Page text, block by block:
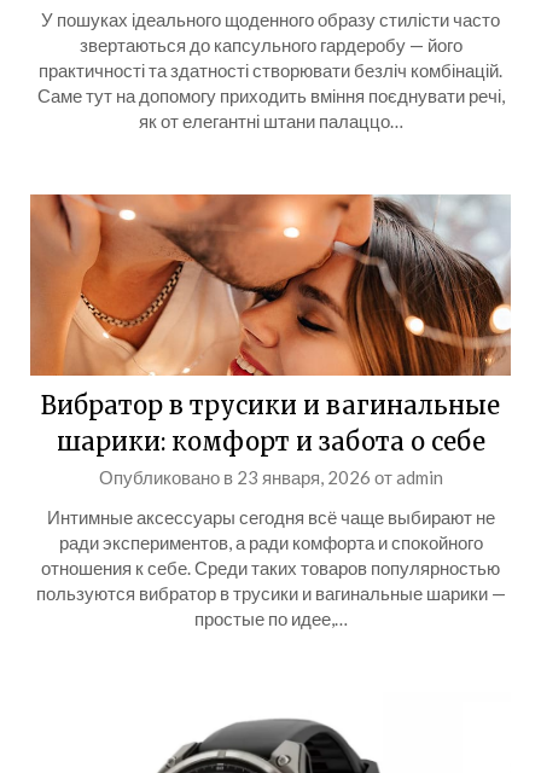
У пошуках ідеального щоденного образу стилісти часто
звертаються до капсульного гардеробу — його
практичності та здатності створювати безліч комбінацій.
Саме тут на допомогу приходить вміння поєднувати речі,
як от елегантні штани палаццо…
Вибратор в трусики и вагинальные
шарики: комфорт и забота о себе
Опубликовано в 23 января, 2026 отadmin
Интимные аксессуары сегодня всё чаще выбирают не
ради экспериментов, а ради комфорта и спокойного
отношения к себе. Среди таких товаров популярностью
пользуются вибратор в трусики и вагинальные шарики —
простые по идее,…